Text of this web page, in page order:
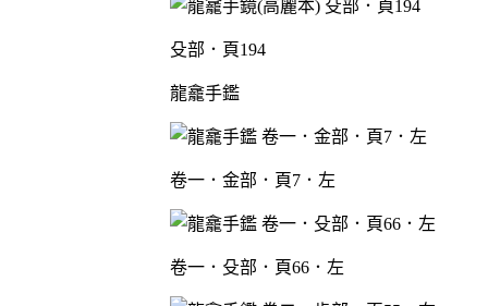
殳部．頁194
龍龕手鑑
卷一．金部．頁7．左
卷一．殳部．頁66．左